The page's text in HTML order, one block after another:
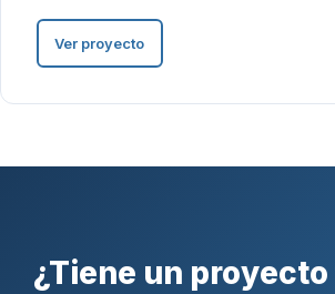
Ver proyecto
¿Tiene un